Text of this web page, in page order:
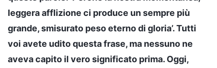
leggera afflizione ci produce un sempre più
grande, smisurato peso eterno di gloria’. Tutti
voi avete udito questa frase, ma nessuno ne
aveva capito il vero significato prima. Oggi,